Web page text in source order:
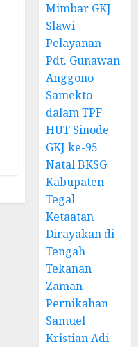
Mimbar GKJ
Slawi
Pelayanan
Pdt. Gunawan
Anggono
Samekto
dalam TPF
HUT Sinode
GKJ ke-95
Natal BKSG
Kabupaten
Tegal
Ketaatan
Dirayakan di
Tengah
Tekanan
Zaman
Pernikahan
Samuel
Kristian Adi